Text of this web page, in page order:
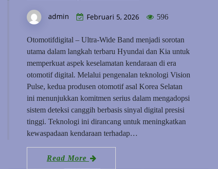
admin Februari 5, 2026 596
Otomotifdigital – Ultra-Wide Band menjadi sorotan
utama dalam langkah terbaru Hyundai dan Kia untuk
memperkuat aspek keselamatan kendaraan di era
otomotif digital. Melalui pengenalan teknologi Vision
Pulse, kedua produsen otomotif asal Korea Selatan
ini menunjukkan komitmen serius dalam mengadopsi
sistem deteksi canggih berbasis sinyal digital presisi
tinggi. Teknologi ini dirancang untuk meningkatkan
kewaspadaan kendaraan terhadap…
Read More